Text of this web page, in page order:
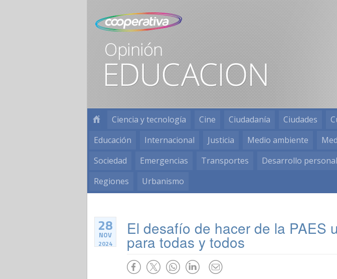
Ciencia y tecnología Cine Ciudadanía Ciudades
Educación
Internacional Justicia Medio ambiente
Sociedad
Emergencias Transportes Desarrollo personal
Regiones
Urbanismo
28
NOV
2024
El desafío de hacer de la PAES
para todas y todos